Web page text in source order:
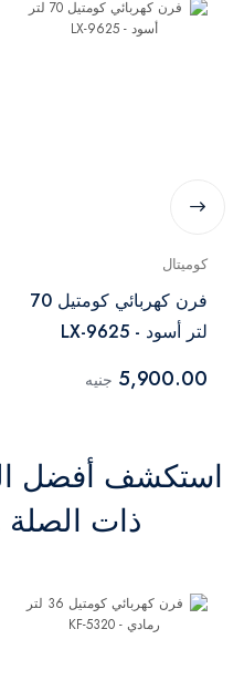
كوميتال
فرن كهربائي كومتيل 70
لتر أسود - LX-9625
5,900.00 جنيه
استكشف أفضل
ذات الصلة